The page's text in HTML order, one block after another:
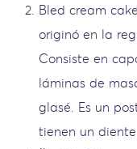
Bled cream
originó en la
Consiste en
láminas de
glasé. Es un
tienen un diente